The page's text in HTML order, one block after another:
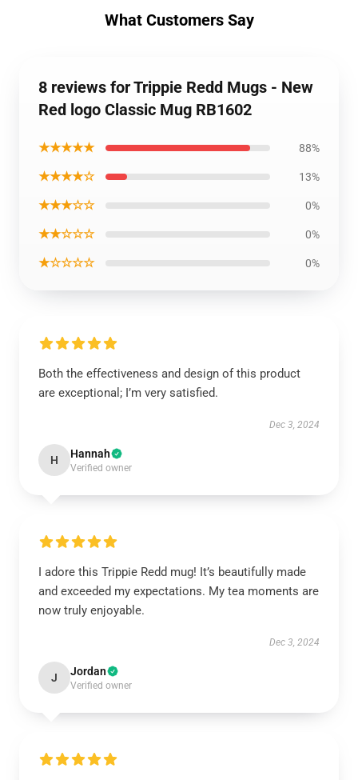
What Customers Say
8 reviews for Trippie Redd Mugs - New
Red logo Classic Mug RB1602
★★★★★ 88%
★★★★☆ 13%
★★★☆☆ 0%
★★☆☆☆ 0%
★☆☆☆☆ 0%
Both the effectiveness and design of this product
are exceptional; I’m very satisfied.
Dec 3, 2024
H Hannah
Verified owner
I adore this Trippie Redd mug! It’s beautifully made
and exceeded my expectations. My tea moments are
now truly enjoyable.
Dec 3, 2024
J Jordan
Verified owner